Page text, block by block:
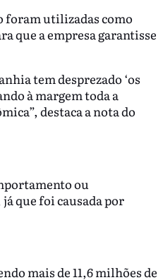
foram utilizadas como
que a empresa garantisse
tem desprezado ‘os
à margem toda a
destaca a nota do
ou
que foi causada por
mais de 11,6 milhões de